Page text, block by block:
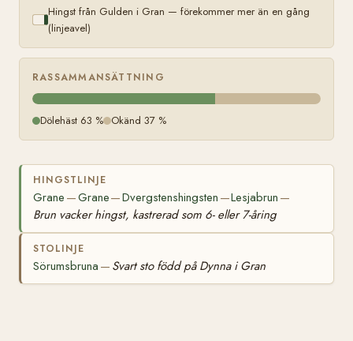
Hingst från Gulden i Gran — förekommer mer än en gång
(linjeavel)
RASSAMMANSÄTTNING
Dölehäst 63 % Okänd 37 %
HINGSTLINJE
Grane —Grane—Dvergstenshingsten —Lesjabrun —
Brun vacker hingst, kastrerad som 6- eller 7-åring
STOLINJE
Sörumsbruna — Svart sto född på Dynna i Gran